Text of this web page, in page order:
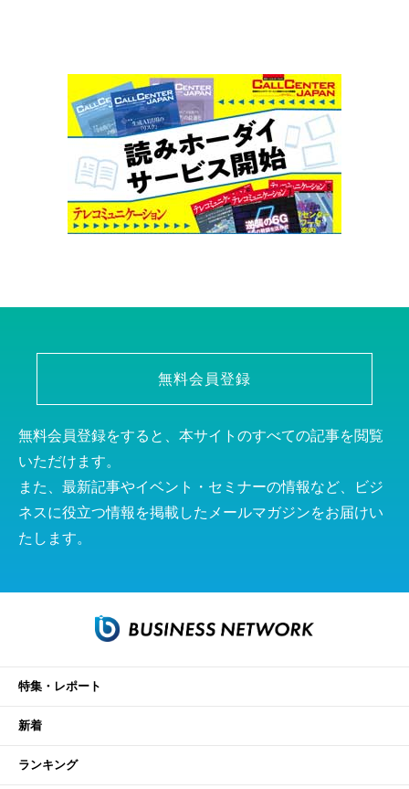
無料会員登録
無料会員登録をすると、本サイトのすべての記事を閲覧
いただけます。
また、最新記事やイベント・セミナーの情報など、ビジ
ネスに役立つ情報を掲載したメールマガジンをお届けい
たします。
特集・レポート
新着
ランキング